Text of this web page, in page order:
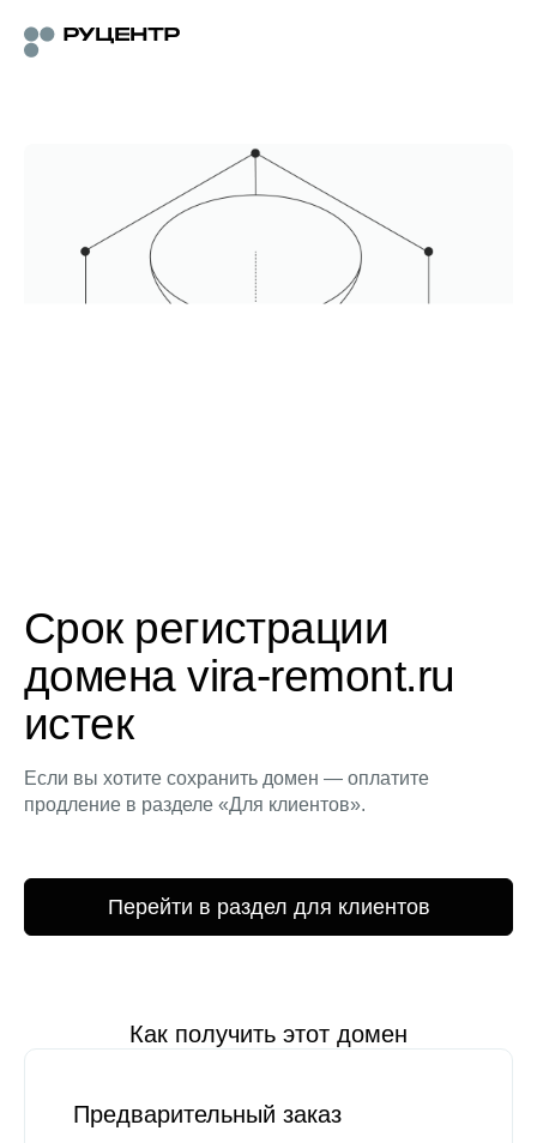
Срок регистрации
домена vira-remont.ru
истек
Если вы хотите сохранить домен — оплатите
продление в разделе «Для клиентов».
Перейти в раздел для клиентов
Как получить этот домен
Предварительный заказ